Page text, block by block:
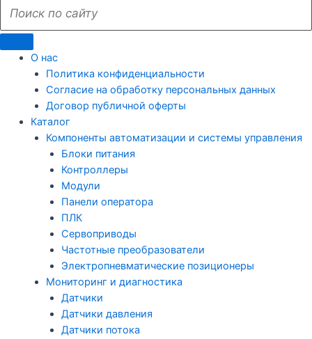
О нас
Политика конфиденциальности
Согласие на обработку персональных данных
Договор публичной оферты
Каталог
Компоненты автоматизации и системы управления
Блоки питания
Контроллеры
Модули
Панели оператора
ПЛК
Сервоприводы
Частотные преобразователи
Электропневматические позиционеры
Мониторинг и диагностика
Датчики
Датчики давления
Датчики потока